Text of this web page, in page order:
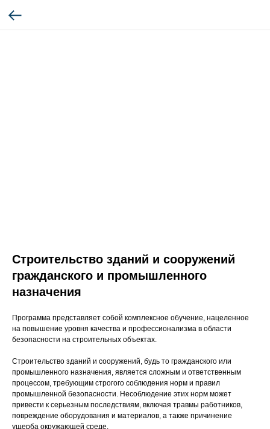
Строительство зданий и сооружений
гражданского и промышленного
назначения
Программа представляет собой комплексное обучение, нацеленное
на повышение уровня качества и профессионализма в области
безопасности на строительных объектах.
Строительство зданий и сооружений, будь то гражданского или
промышленного назначения, является сложным и ответственным
процессом, требующим строгого соблюдения норм и правил
промышленной безопасности. Несоблюдение этих норм может
привести к серьезным последствиям, включая травмы работников,
повреждение оборудования и материалов, а также причинение
ущерба окружающей среде.